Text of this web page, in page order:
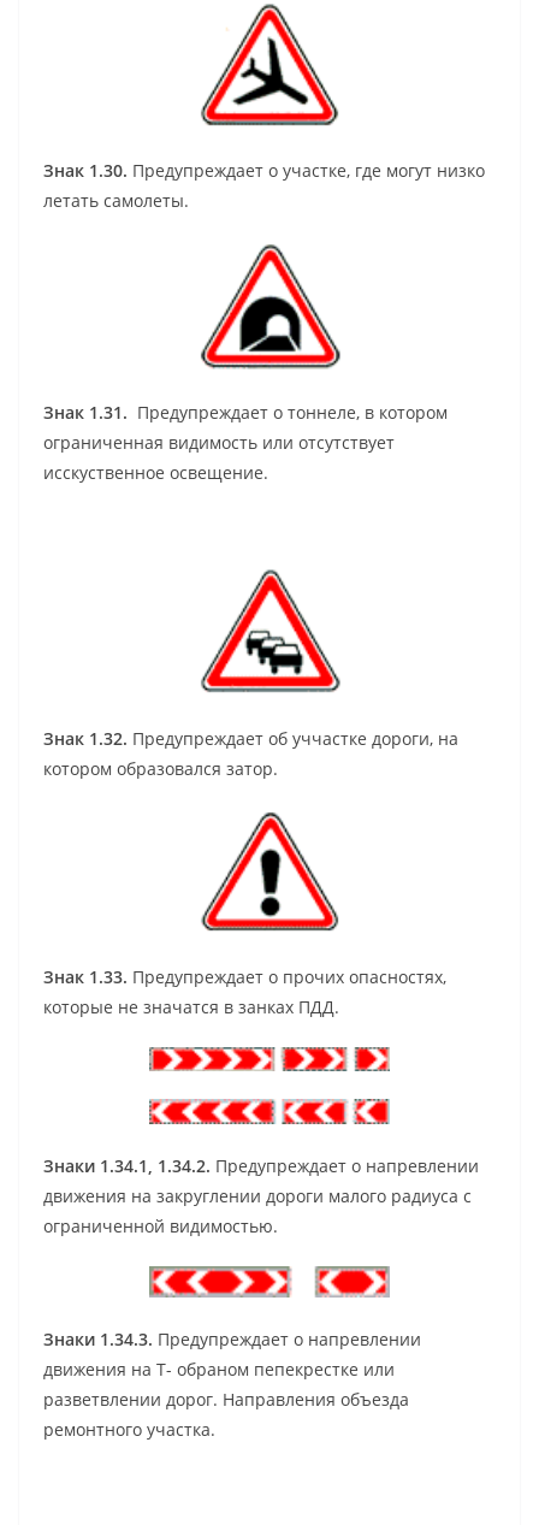
Знак 1.30. Предупреждает о участке, где могут низко
летать самолеты.
Знак 1.31. Предупреждает о тоннеле, в котором
ограниченная видимость или отсутствует
исскуственное освещение.
Знак 1.32. Предупреждает об уччастке дороги, на
котором образовался затор.
Знак 1.33. Предупреждает о прочих опасностях,
которые не значатся в занках ПДД.
Знаки 1.34.1, 1.34.2. Предупреждает о напревлении
движения на закруглении дороги малого радиуса с
ограниченной видимостью.
Знаки 1.34.3. Предупреждает о напревлении
движения на Т- обраном пепекрестке или
разветвлении дорог. Направления объезда
ремонтного участка.